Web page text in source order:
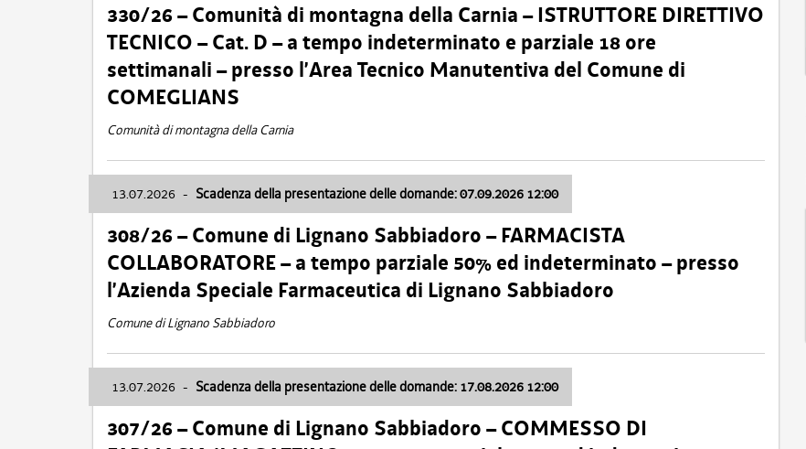
330/26 – Comunità di montagna della Carnia – ISTRUTTORE DIRETTIVO
TECNICO – Cat. D – a tempo indeterminato e parziale 18 ore
settimanali – presso l’Area Tecnico Manutentiva del Comune di
COMEGLIANS
Comunità di montagna della Carnia
13.07.2026 - Scadenza della presentazione delle domande: 07.09.2026 12:00
308/26 – Comune di Lignano Sabbiadoro – FARMACISTA
COLLABORATORE – a tempo parziale 50% ed indeterminato – presso
l’Azienda Speciale Farmaceutica di Lignano Sabbiadoro
Comune di Lignano Sabbiadoro
13.07.2026 - Scadenza della presentazione delle domande: 17.08.2026 12:00
307/26 – Comune di Lignano Sabbiadoro – COMMESSO DI